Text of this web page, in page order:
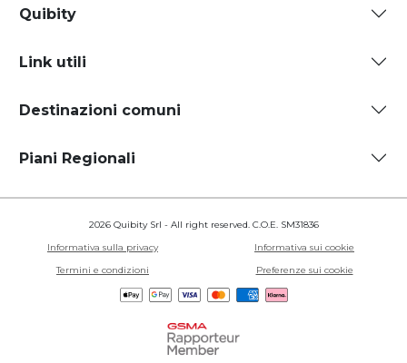
Quibity
Link utili
Destinazioni comuni
Piani Regionali
2026 Quibity Srl - All right reserved. C.O.E. SM31836
Informativa sulla privacy
Informativa sui cookie
Termini e condizioni
Preferenze sui cookie